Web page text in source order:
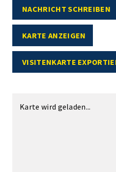
NACHRICHT SCHREIBEN
KARTE ANZEIGEN
VISITENKARTE
Karte wird geladen...